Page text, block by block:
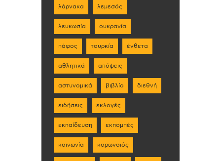
λάρνακα λεμεσός
λευκωσία ουκρανία
πάφος τουρκία ένθετα
αθλητικά απόψεις
αστυνομικά βιβλίο διεθνή
ειδήσεις εκλογές
εκπαίδευση εκπομπές
κοινωνία κορωνοϊός